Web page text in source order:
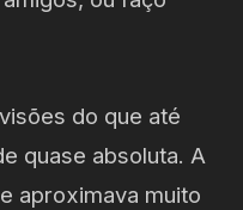
do que até
quase absoluta. A
aproximava muito